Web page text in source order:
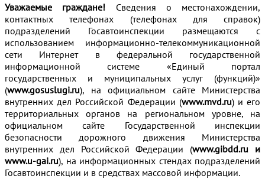
Уважаемые граждане! Сведения о местонахождении,
контактных телефонах (телефонах для справок)
подразделений Госавтоинспекции размещаются с
использованием информационно-телекоммуникационной
сети Интернет в федеральной государственной
информационной системе «Единый портал
государственных и муниципальных услуг (функций)»
(www.gosuslugi.ru), на официальном сайте Министерства
внутренних дел Российской Федерации (www.mvd.ru) и его
территориальных органов на региональном уровне, на
официальном сайте Государственной инспекции
безопасности дорожного движения Министерства
внутренних дел Российской Федерации (www.gibdd.ru и
www.u-gai.ru), на информационных стендах подразделений
Госавтоинспекции и в средствах массовой информации.